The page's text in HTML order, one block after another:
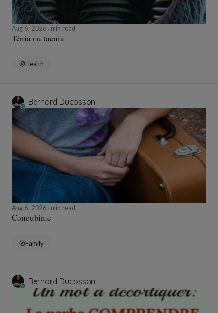
Aug 6, 2026 min read
Ténia ou taenia
Health
Bernard Ducosson
Aug 6, 2026 min read
Concubin.e
Family
Bernard Ducosson